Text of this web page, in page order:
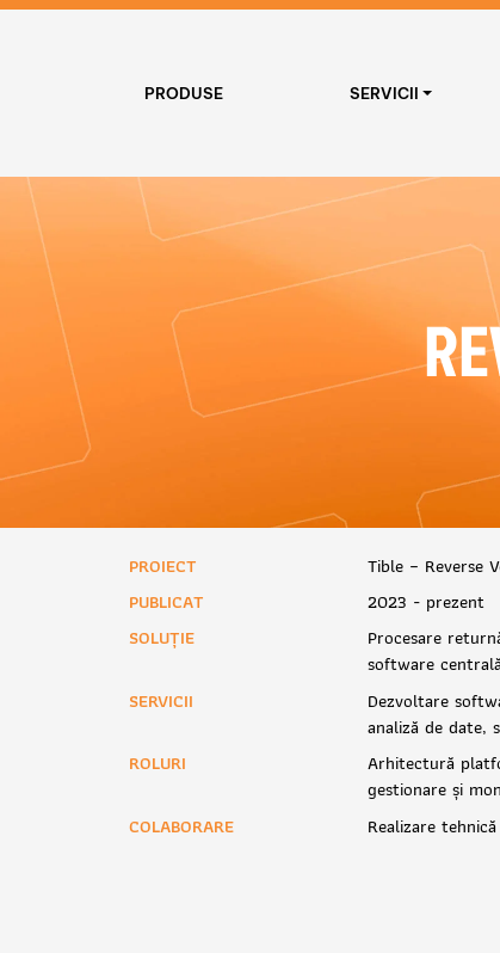
PRODUSE SERVICII
PROIECT
Tible – Reverse
PUBLICAT
2023 - prezent
SOLUȚIE
Procesare
software
SERVICII
Dezvoltare
analiză de date,
ROLURI
Arhitectură
gestionare și
COLABORARE
Realizare